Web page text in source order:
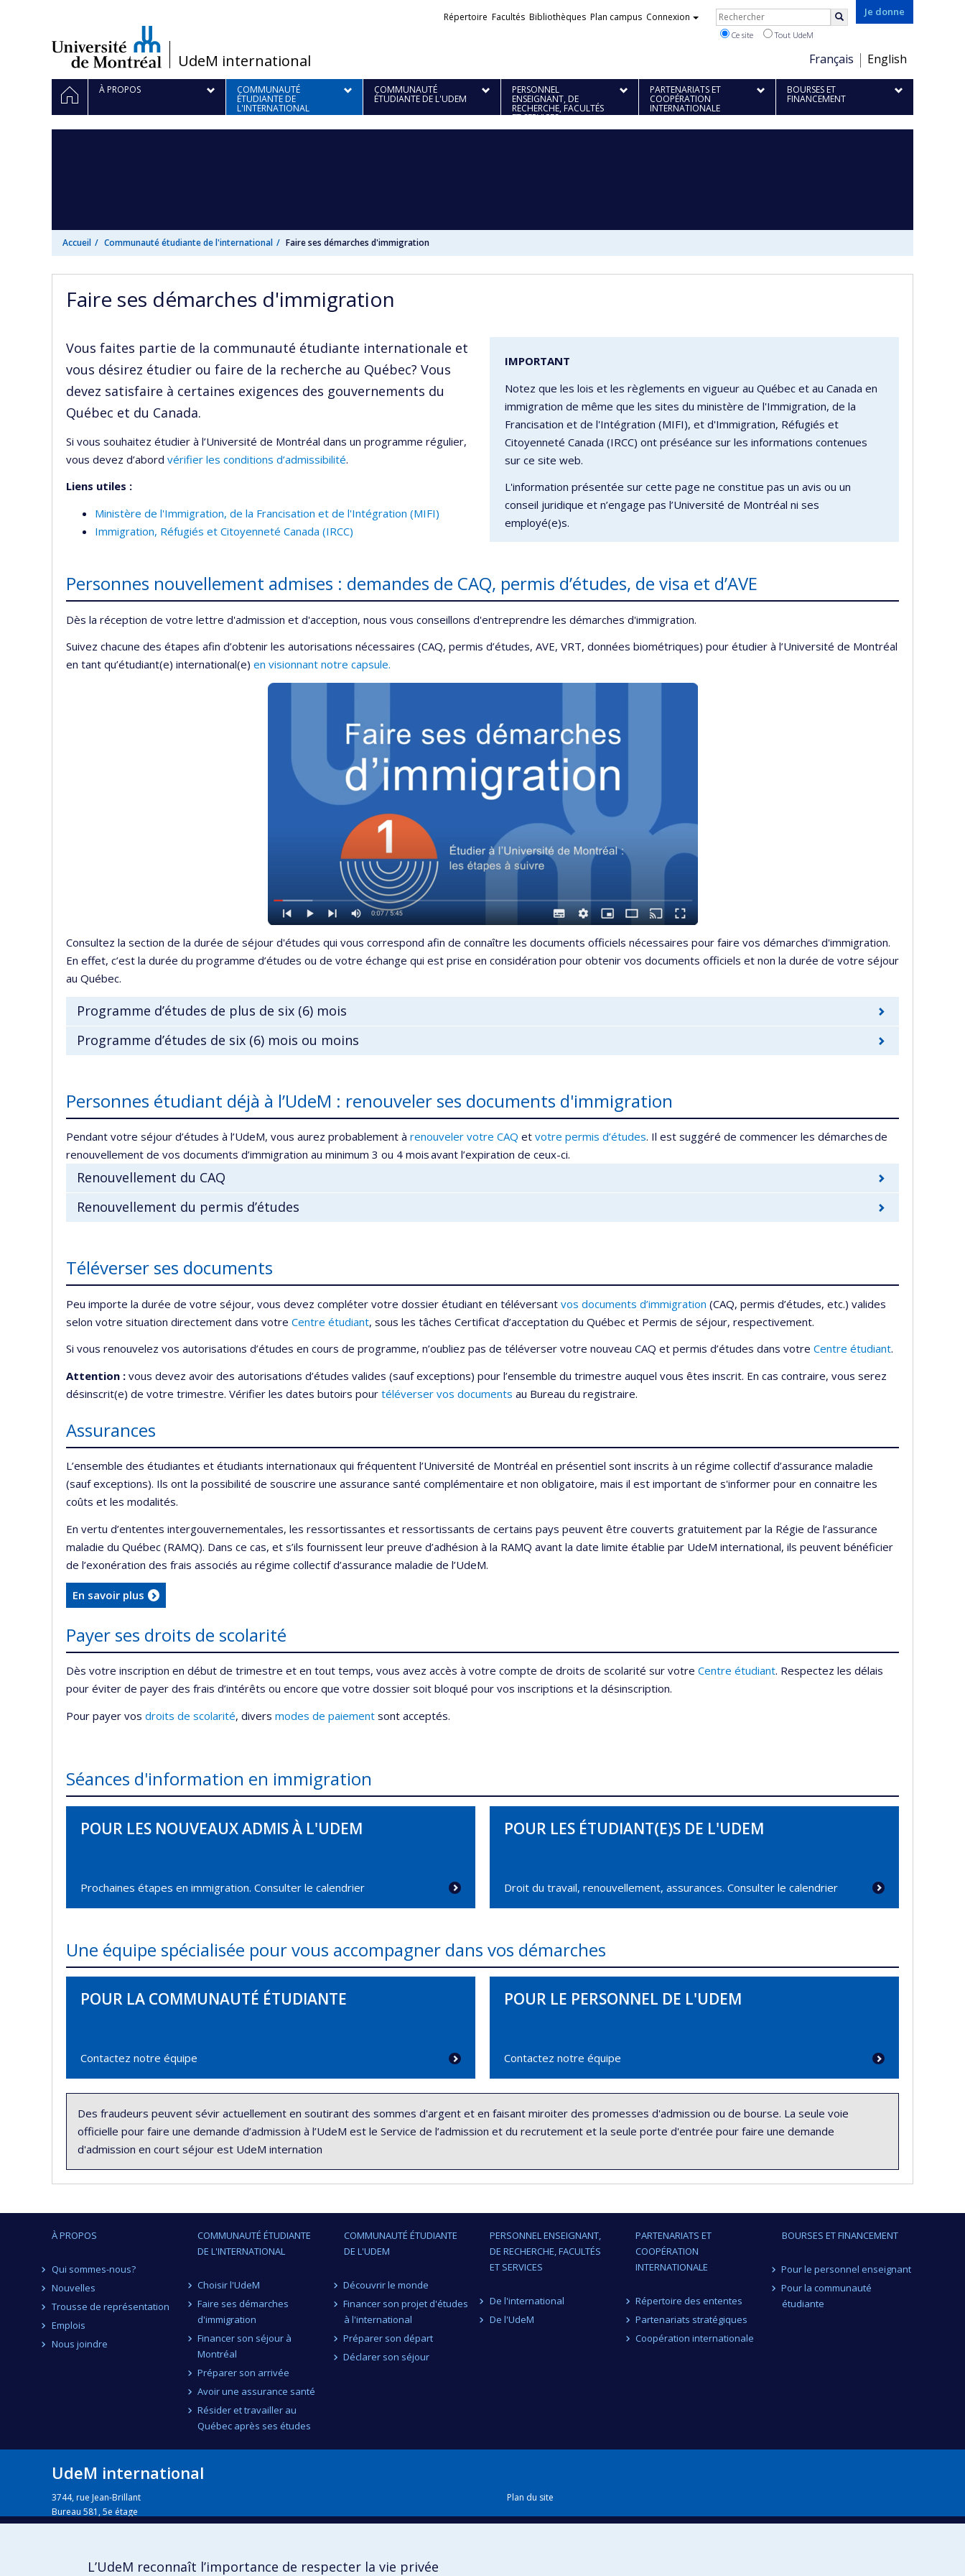
/UdeM international
Je donne
Choix
de
la
langue
Français English
Liens
Répertoire Facultés Bibliothèques Plan campus Connexion Rechercher
Ce site Tout UdeM
Navigation
principale
ACCUEILÀ PROPOS COMMUNAUTÉ
ÉTUDIANTE DE
L'INTERNATIONAL
COMMUNAUTÉ
ÉTUDIANTE DE L'UDEM
PERSONNEL
ENSEIGNANT, DE
RECHERCHE, FACULTÉS
ET SERVICES
PARTENARIATS ET
COOPÉRATION
INTERNATIONALE
BOURSES ET
FINANCEMENT
Accueil Communauté étudiante de l'international Faire ses démarches d'immigration
Faire ses démarches d'immigration
Vous faites partie de la communauté étudiante internationale et
vous désirez étudier ou faire de la recherche au Québec? Vous
devez satisfaire à certaines exigences des gouvernements du
Québec et du Canada.
Si vous souhaitez étudier à l’Université de Montréal dans un programme régulier,
vous devez d’abord vérifier les conditions d’admissibilité.
Liens utiles :
Ministère de l'Immigration, de la Francisation et de l'Intégration (MIFI)
Immigration, Réfugiés et Citoyenneté Canada (IRCC)
IMPORTANT
Notez que les lois et les règlements en vigueur au Québec et au Canada en
immigration de même que les sites du ministère de l'Immigration, de la
Francisation et de l'Intégration (MIFI), et d'Immigration, Réfugiés et
Citoyenneté Canada (IRCC) ont préséance sur les informations contenues
sur ce site web.
L'information présentée sur cette page ne constitue pas un avis ou un
conseil juridique et n’engage pas l’Université de Montréal ni ses
employé(e)s.
Personnes nouvellement admises : demandes de CAQ, permis d’études, de visa et d’AVE
Dès la réception de votre lettre d'admission et d'acception, nous vous conseillons d'entreprendre les démarches d'immigration.
Suivez chacune des étapes afin d’obtenir les autorisations nécessaires (CAQ, permis d’études, AVE, VRT, données biométriques) pour étudier à l’Université de Montréal
en tant qu’étudiant(e) international(e) en visionnant notre capsule.
Consultez la section de la durée de séjour d'études qui vous correspond afin de connaître les documents officiels nécessaires pour faire vos démarches d'immigration.
En effet, c’est la durée du programme d’études ou de votre échange qui est prise en considération pour obtenir vos documents officiels et non la durée de votre séjour
au Québec.
Programme d’études de plus de six (6) mois
Programme d’études de six (6) mois ou moins
Personnes étudiant déjà à l’UdeM : renouveler ses documents d'immigration
Pendant votre séjour d’études à l’UdeM, vous aurez probablement à renouveler votre CAQ et votre permis d’études. Il est suggéré de commencer les démarches de
renouvellement de vos documents d’immigration au minimum 3 ou 4 mois avant l’expiration de ceux-ci.
Renouvellement du CAQ
Renouvellement du permis d’études
Téléverser ses documents
Peu importe la durée de votre séjour, vous devez compléter votre dossier étudiant en téléversant vos documents d’immigration (CAQ, permis d’études, etc.) valides
selon votre situation directement dans votre Centre étudiant, sous les tâches Certificat d’acceptation du Québec et Permis de séjour, respectivement.
Si vous renouvelez vos autorisations d’études en cours de programme, n’oubliez pas de téléverser votre nouveau CAQ et permis d’études dans votre Centre étudiant.
Attention : vous devez avoir des autorisations d’études valides (sauf exceptions) pour l’ensemble du trimestre auquel vous êtes inscrit. En cas contraire, vous serez
désinscrit(e) de votre trimestre. Vérifier les dates butoirs pour téléverser vos documents au Bureau du registraire.
Assurances
L’ensemble des étudiantes et étudiants internationaux qui fréquentent l’Université de Montréal en présentiel sont inscrits à un régime collectif d’assurance maladie
(sauf exceptions). Ils ont la possibilité de souscrire une assurance santé complémentaire et non obligatoire, mais il est important de s'informer pour en connaitre les
coûts et les modalités.
En vertu d’ententes intergouvernementales, les ressortissantes et ressortissants de certains pays peuvent être couverts gratuitement par la Régie de l’assurance
maladie du Québec (RAMQ). Dans ce cas, et s’ils fournissent leur preuve d’adhésion à la RAMQ avant la date limite établie par UdeM international, ils peuvent bénéficier
de l’exonération des frais associés au régime collectif d’assurance maladie de l’UdeM.
En savoir plus
Payer ses droits de scolarité
Dès votre inscription en début de trimestre et en tout temps, vous avez accès à votre compte de droits de scolarité sur votre Centre étudiant. Respectez les délais
pour éviter de payer des frais d’intérêts ou encore que votre dossier soit bloqué pour vos inscriptions et la désinscription.
Pour payer vos droits de scolarité, divers modes de paiement sont acceptés.
Séances d'information en immigration
POUR LES NOUVEAUX ADMIS À L'UDEM
Prochaines étapes en immigration. Consulter le calendrier
POUR LES ÉTUDIANT(E)S DE L'UDEM
Droit du travail, renouvellement, assurances. Consulter le calendrier
Une équipe spécialisée pour vous accompagner dans vos démarches
POUR LA COMMUNAUTÉ ÉTUDIANTE
Contactez notre équipe
POUR LE PERSONNEL DE L'UDEM
Contactez notre équipe
Des fraudeurs peuvent sévir actuellement en soutirant des sommes d'argent et en faisant miroiter des promesses d'admission ou de bourse. La seule voie
officielle pour faire une demande d’admission à l’UdeM est le Service de l’admission et du recrutement et la seule porte d'entrée pour faire une demande
d'admission en court séjour est UdeM internation
À PROPOS
Qui sommes-nous?
Nouvelles
Trousse de représentation
Emplois
Nous joindre
COMMUNAUTÉ ÉTUDIANTE
DE L'INTERNATIONAL
Choisir l'UdeM
Faire ses démarches
d'immigration
Financer son séjour à
Montréal
Préparer son arrivée
Avoir une assurance santé
Résider et travailler au
Québec après ses études
COMMUNAUTÉ ÉTUDIANTE
DE L'UDEM
Découvrir le monde
Financer son projet d'études
à l'international
Préparer son départ
Déclarer son séjour
PERSONNEL ENSEIGNANT,
DE RECHERCHE, FACULTÉS
ET SERVICES
De l'international
De l'UdeM
PARTENARIATS ET
COOPÉRATION
INTERNATIONALE
Répertoire des ententes
Partenariats stratégiques
Coopération internationale
BOURSES ET FINANCEMENT
Pour le personnel enseignant
Pour la communauté
étudiante
UdeM international
3744, rue Jean-Brillant
Bureau 581, 5e étage
Montréal (Québec)
Pour nous joindre
Plan du site
Accessibilité
L’UdeM reconnaît l’importance de respecter la vie privée